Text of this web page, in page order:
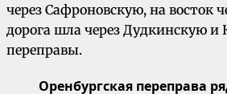
через Сафроновскую, на восток
дорога шла через Дудкинскую
переправы.
Оренбургская переправа